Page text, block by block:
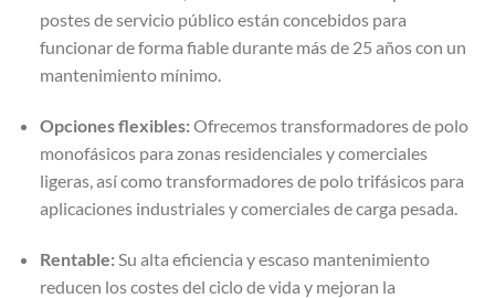
postes de servicio público están concebidos para
funcionar de forma fiable durante más de 25 años con un
mantenimiento mínimo.
Opciones flexibles:Ofrecemos transformadores de polo
monofásicos para zonas residenciales y comerciales
ligeras, así como transformadores de polo trifásicos para
aplicaciones industriales y comerciales de carga pesada.
Rentable:Su alta eficiencia y escaso mantenimiento
reducen los costes del ciclo de vida y mejoran la